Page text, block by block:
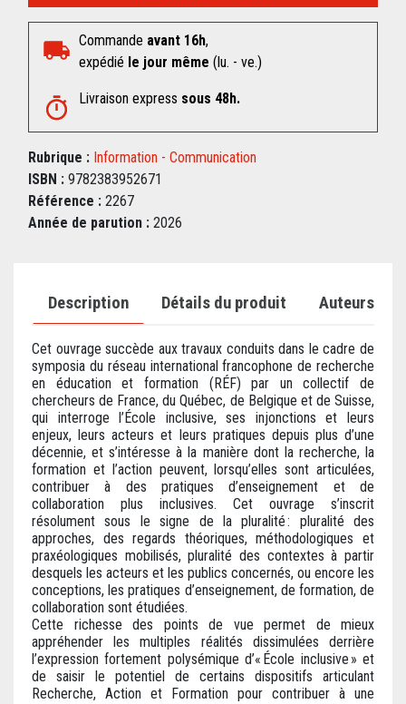
Commande avant 16h,
expédié le jour même (lu. - ve.)
Livraison express sous 48h.
Rubrique : Information - Communication
ISBN : 9782383952671
Référence : 2267
Année de parution : 2026
Description Détails du produit Auteurs
Cet ouvrage succède aux travaux conduits dans le cadre de
symposia du réseau international francophone de recherche
en éducation et formation (RÉF) par un collectif de
chercheurs de France, du Québec, de Belgique et de Suisse,
qui interroge l’École inclusive, ses injonctions et leurs
enjeux, leurs acteurs et leurs pratiques depuis plus d’une
décennie, et s’intéresse à la manière dont la recherche, la
formation et l’action peuvent, lorsqu’elles sont articulées,
contribuer à des pratiques d’enseignement et de
collaboration plus inclusives. Cet ouvrage s’inscrit
résolument sous le signe de la pluralité : pluralité des
approches, des regards théoriques, méthodologiques et
praxéologiques mobilisés, pluralité des contextes à partir
desquels les acteurs et les publics concernés, ou encore les
conceptions, les pratiques d’enseignement, de formation, de
collaboration sont étudiées.
Cette richesse des points de vue permet de mieux
appréhender les multiples réalités dissimulées derrière
l’expression fortement polysémique d’« École inclusive » et
de saisir le potentiel de certains dispositifs articulant
Recherche, Action et Formation pour contribuer à une